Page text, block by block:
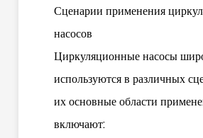
Сценарии применения
насосов
Циркуляционные насосы
используются в различных
их основные области
включают: